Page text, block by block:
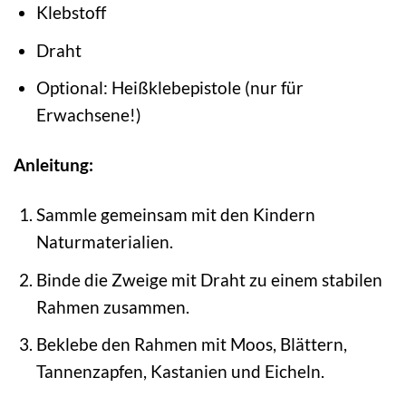
Klebstoff
Draht
Optional: Heißklebepistole (nur für
Erwachsene!)
Anleitung:
Sammle gemeinsam mit den Kindern
Naturmaterialien.
Binde die Zweige mit Draht zu einem stabilen
Rahmen zusammen.
Beklebe den Rahmen mit Moos, Blättern,
Tannenzapfen, Kastanien und Eicheln.